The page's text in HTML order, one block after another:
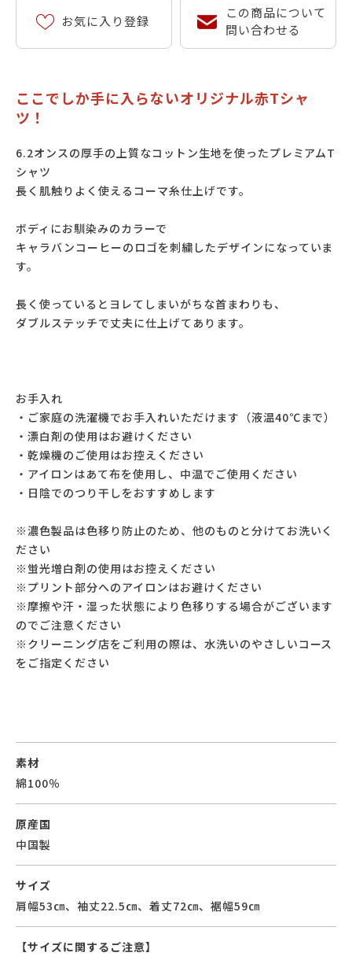
お気に入り登録
この商品について
問い合わせる
ここでしか手に入らないオリジナル赤Tシャ
ツ！
6.2オンスの厚手の上質なコットン生地を使ったプレミアムT
シャツ
長く肌触りよく使えるコーマ糸仕上げです。
ボディにお馴染みのカラーで
キャラバンコーヒーのロゴを刺繍したデザインになっていま
す。
長く使っているとヨレてしまいがちな首まわりも、
ダブルステッチで丈夫に仕上げてあります。
お手入れ
・ご家庭の洗濯機でお手入れいただけます（液温40℃まで）
・漂白剤の使用はお避けください
・乾燥機のご使用はお控えください
・アイロンはあて布を使用し、中温でご使用ください
・日陰でのつり干しをおすすめします
※濃色製品は色移り防止のため、他のものと分けてお洗いく
ださい
※蛍光増白剤の使用はお控えください
※プリント部分へのアイロンはお避けください
※摩擦や汗・湿った状態により色移りする場合がございます
のでご注意ください
※クリーニング店をご利用の際は、水洗いのやさしいコース
をご指定ください
素材
綿100％
原産国
中国製
サイズ
肩幅53㎝、袖丈22.5㎝、着丈72㎝、裾幅59㎝
【サイズに関するご注意】